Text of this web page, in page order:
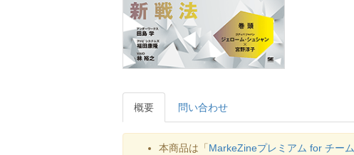
概要 問い合わせ
本商品は「 MarkeZineプレミアム for チーム